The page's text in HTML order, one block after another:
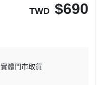
TWD $690
實體門市取貨